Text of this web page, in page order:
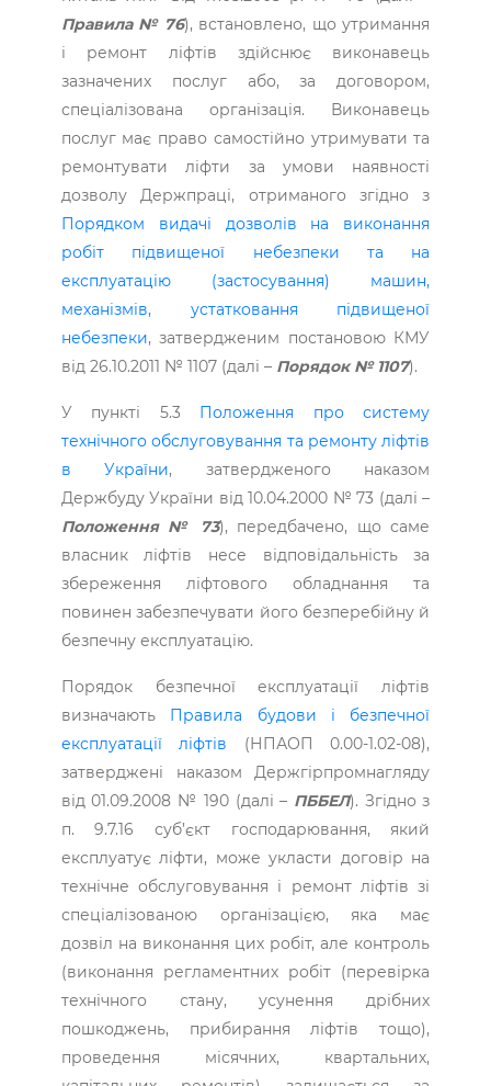
Правила № 76), встановлено, що утримання
і ремонт ліфтів здійснює виконавець
зазначених послуг або, за договором,
спеціалізована організація. Виконавець
послуг має право самостійно утримувати та
ремонтувати ліфти за умови наявності
дозволу Держпраці, отриманого згідно з
Порядком видачі дозволів на виконання
робіт підвищеної небезпеки та на
експлуатацію (застосування) машин,
механізмів, устатковання підвищеної
небезпеки, затвердженим постановою КМУ
від 26.10.2011 № 1107 (далі – Порядок № 1107).
У пункті 5.3 Положення про систему
технічного обслуговування та ремонту ліфтів
в України, затвердженого наказом
Держбуду України від 10.04.2000 № 73 (далі –
Положення № 73), передбачено, що саме
власник ліфтів несе відповідальність за
збереження ліфтового обладнання та
повинен забезпечувати його безперебійну й
безпечну експлуатацію.
Порядок безпечної експлуатації ліфтів
визначають
Правила будови і безпечної
експлуатації ліфтів (НПАОП 0.00-1.02-08),
затверджені наказом Держгірпромнагляду
від 01.09.2008 № 190 (далі – ПББЕЛ). Згідно з
п. 9.7.16 суб’єкт господарювання, який
експлуатує ліфти, може укласти договір на
технічне обслуговування і ремонт ліфтів зі
спеціалізованою організацією, яка має
дозвіл на виконання цих робіт, але контроль
(виконання регламентних робіт (перевірка
технічного стану, усунення дрібних
пошкоджень, прибирання ліфтів тощо),
проведення місячних, квартальних,